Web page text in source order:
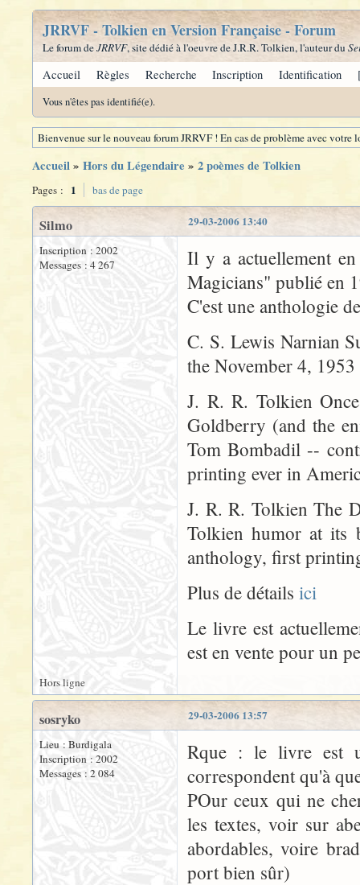
JRRVF - Tolkien en Version Française - Forum
Le forum deJRRVF, site dédié à l'oeuvre de J.R.R. Tolkien, l'auteur du
Accueil Règles Recherche Inscription Identification
Vous n'êtes pas identifié(e).
Bienvenue sur le nouveau forum JRRVF ! En cas de problème avec
Accueil» Hors du Légendaire » 2 poèmes de Tolkien
Pages : 1 bas de page
29-03-2006 13:40
Silmo
Inscription : 2002
Messages : 4 267
Il y a actuellement
Magicians" publié en
C'est une anthologie
C. S. Lewis Narnian
the November 4,
J. R. R. Tolkien
Goldberry (and the
Tom Bombadil --
printing ever in
J. R. R. Tolkien The
Tolkien humor at
anthology, first
Plus de détails ici
Le livre est
est en vente pour un
Hors ligne
29-03-2006 13:57
sosryko
Lieu : Burdigala
Inscription : 2002
Messages : 2 084
Rque : le livre est
correspondent qu'à
POur ceux qui ne
les textes, voir sur
abordables, voire
port bien sûr)